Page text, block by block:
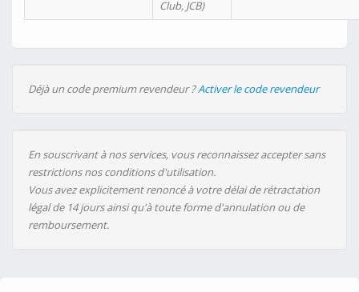
Club, JCB)
Déjà un code premium revendeur ?Activer le code revendeur
En souscrivant à nos services, vous reconnaissez accepter sans
restrictions nos conditions d'utilisation.
Vous avez explicitement renoncé à votre délai de rétractation
légal de 14 jours ainsi qu'à toute forme d'annulation ou de
remboursement.